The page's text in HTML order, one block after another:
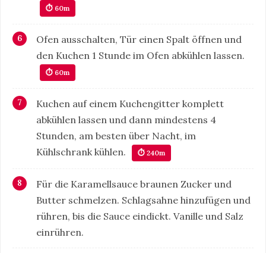
⏱ 60m
Ofen ausschalten, Tür einen Spalt öffnen und
den Kuchen 1 Stunde im Ofen abkühlen lassen.
⏱ 60m
Kuchen auf einem Kuchengitter komplett
abkühlen lassen und dann mindestens 4
Stunden, am besten über Nacht, im
Kühlschrank kühlen.
⏱ 240m
Für die Karamellsauce braunen Zucker und
Butter schmelzen. Schlagsahne hinzufügen und
rühren, bis die Sauce eindickt. Vanille und Salz
einrühren.